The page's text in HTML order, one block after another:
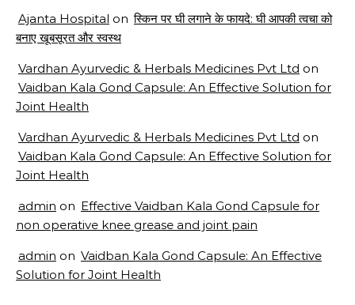
Ajanta Hospital on स्किन पर घी लगाने के फायदे: घी आपकी त्वचा को
बनाए खूबसूरत और स्वस्थ
Vardhan Ayurvedic & Herbals Medicines Pvt Ltd on
Vaidban Kala Gond Capsule: An Effective Solution for
Joint Health
Vardhan Ayurvedic & Herbals Medicines Pvt Ltd on
Vaidban Kala Gond Capsule: An Effective Solution for
Joint Health
admin on Effective Vaidban Kala Gond Capsule for
non operative knee grease and joint pain
admin on Vaidban Kala Gond Capsule: An Effective
Solution for Joint Health